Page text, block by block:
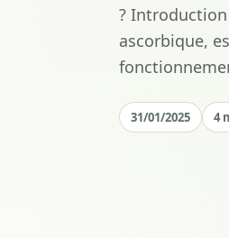
?
ascorbique,
31/01/2025 4